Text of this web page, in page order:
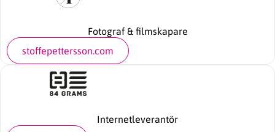
Fotograf & filmskapare
stoffepettersson.com
Internetleverantör